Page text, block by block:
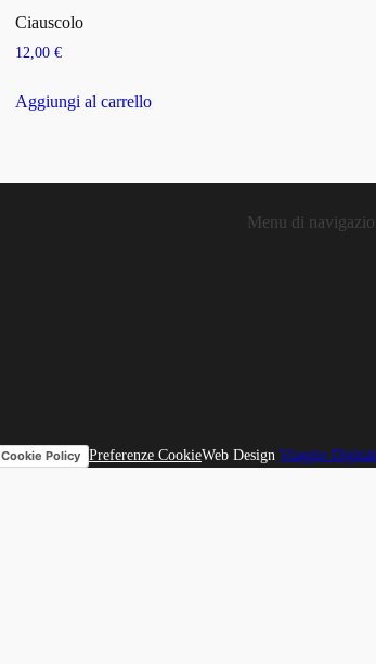
Ciauscolo
12,00 €
Aggiungi al carrello
Menu di
Cookie Policy Preferenze CookieWeb Design Viaggio